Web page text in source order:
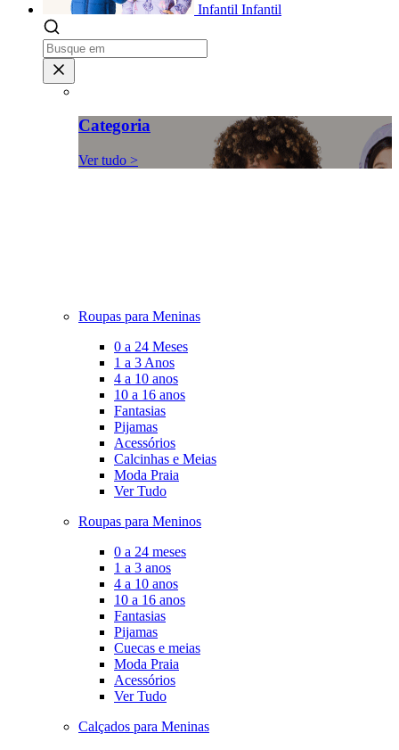
Infantil Infantil
Categoria
Ver tudo >
Roupas para Meninas
0 a 24 Meses
1 a 3 Anos
4 a 10 anos
10 a 16 anos
Fantasias
Pijamas
Acessórios
Calcinhas e Meias
Moda Praia
Ver Tudo
Roupas para Meninos
0 a 24 meses
1 a 3 anos
4 a 10 anos
10 a 16 anos
Fantasias
Pijamas
Cuecas e meias
Moda Praia
Acessórios
Ver Tudo
Calçados para Meninas